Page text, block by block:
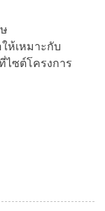
ห้เหมาะกับ
ไซต์โครงการ